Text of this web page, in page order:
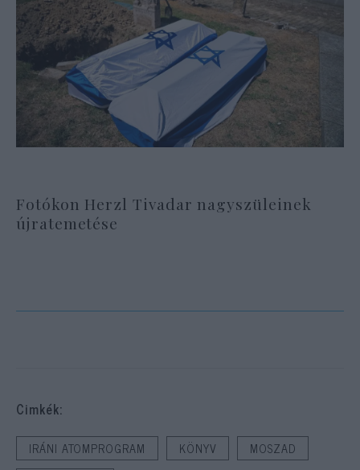
Fotókon Herzl Tivadar nagyszüleinek
újratemetése
Cimkék:
IRÁNI ATOMPROGRAM KÖNYV
MOSZAD